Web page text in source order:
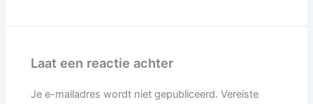
Laat een reactie achter
Je e-mailadres wordt niet gepubliceerd. Vereiste